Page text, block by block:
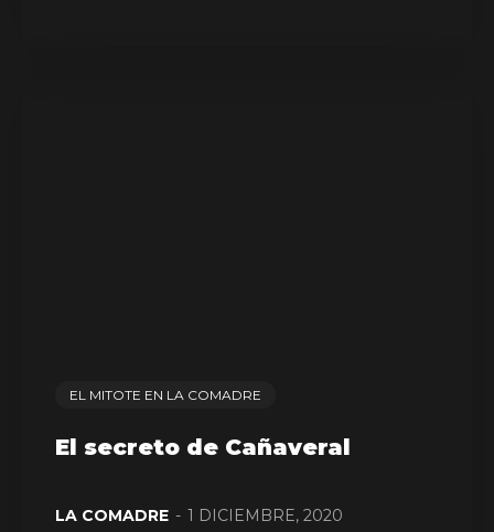
EL MITOTE EN LA COMADRE
El secreto de Cañaveral
LA COMADRE - 1 DICIEMBRE, 2020